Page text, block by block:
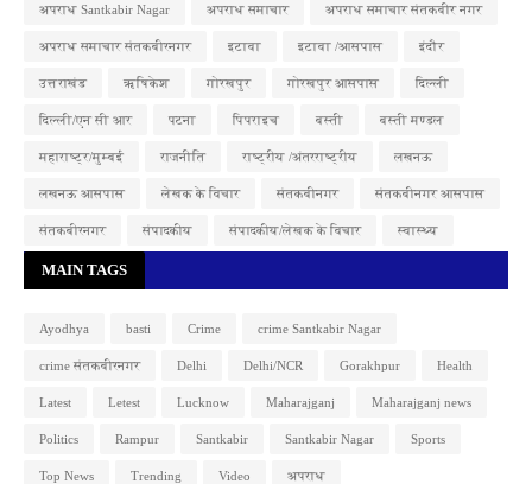
अपराध Santkabir Nagar अपराध समाचार अपराध समाचार संतकबीर नगर
अपराध समाचार संतकबीरनगर इटावा इटावा /आसपास इंदौर
उत्तराखंड ऋषिकेश गोरखपुर गोरखपुर आसपास दिल्ली
दिल्ली/एन सी आर पटना पिपराइच बस्ती बस्ती मण्डल
महाराष्ट्र/मुम्बई राजनीति राष्ट्रीय /अंतरराष्ट्रीय लखनऊ
लखनऊ आसपास लेखक के विचार संतकबीनगर संतकबीनगर आसपास
संतकबीरनगर संपादकीय संपादकीय/लेखक के विचार स्वास्थ्य
MAIN TAGS
Ayodhya basti Crime crime Santkabir Nagar
crime संतकबीरनगर Delhi Delhi/NCR Gorakhpur Health
Latest Letest Lucknow Maharajganj Maharajganj news
Politics Rampur Santkabir Santkabir Nagar Sports
Top News Trending Video अपराध